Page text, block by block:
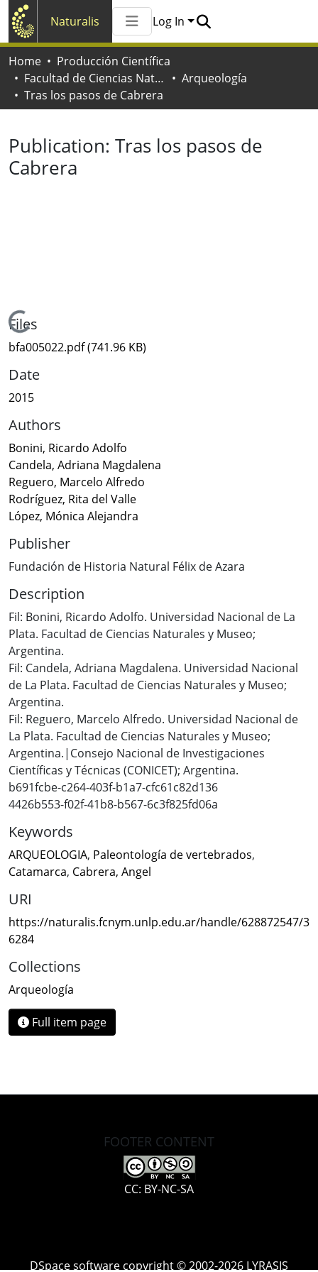
Naturalis
All of Naturalis
Log In
Home
Producción Científica
Facultad de Ciencias Naturales y Museo
Arqueología
Tras los pasos de Cabrera
Publication: Tras los pasos de
Cabrera
Loading...
Files
bfa005022.pdf(741.96 KB)
Date
2015
Authors
Bonini, Ricardo Adolfo
Candela, Adriana Magdalena
Reguero, Marcelo Alfredo
Rodríguez, Rita del Valle
López, Mónica Alejandra
Publisher
Fundación de Historia Natural Félix de Azara
Description
Fil: Bonini, Ricardo Adolfo. Universidad Nacional de La
Plata. Facultad de Ciencias Naturales y Museo;
Argentina.
Fil: Candela, Adriana Magdalena. Universidad Nacional
de La Plata. Facultad de Ciencias Naturales y Museo;
Argentina.
Fil: Reguero, Marcelo Alfredo. Universidad Nacional de
La Plata. Facultad de Ciencias Naturales y Museo;
Argentina.|Consejo Nacional de Investigaciones
Científicas y Técnicas (CONICET); Argentina.
b691fcbe-c264-403f-b1a7-cfc61c82d136
4426b553-f02f-41b8-b567-6c3f825fd06a
Keywords
ARQUEOLOGIA, Paleontología de vertebrados,
Catamarca, Cabrera, Angel
URI
https://naturalis.fcnym.unlp.edu.ar/handle/628872547/3
6284
Collections
Arqueología
Full item page
FOOTER CONTENT
CC: BY-NC-SA
DSpace software copyright © 2002-2026 LYRASIS